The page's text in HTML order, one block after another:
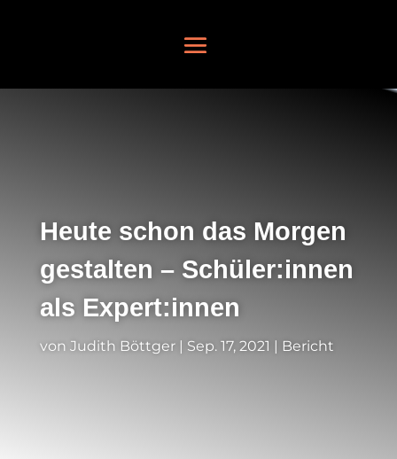
Heute schon das Morgen
gestalten – Schüler:innen
als Expert:innen
von Judith Böttger| Sep. 17, 2021 | Bericht